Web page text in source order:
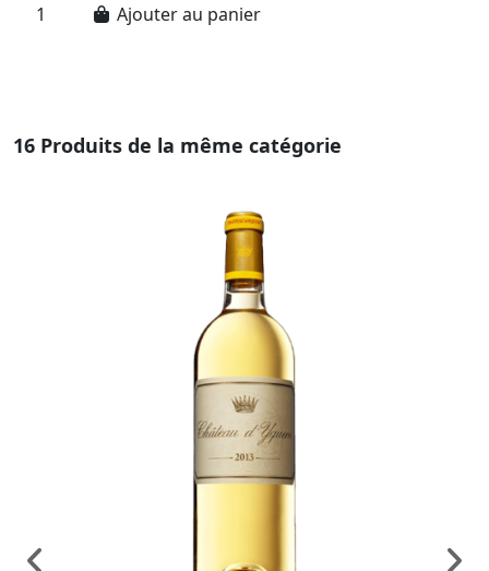
Ajouter au panier
16 Produits de la même catégorie